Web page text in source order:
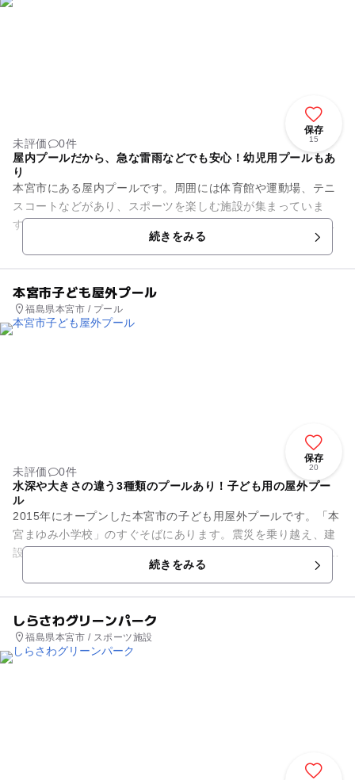
保存
15
未評価
0件
屋内プールだから、急な雷雨などでも安心！幼児用プールもあ
り
本宮市にある屋内プールです。周囲には体育館や運動場、テニ
スコートなどがあり、スポーツを楽しむ施設が集まっていま
す。屋内プールですが、温水の加工がされていませんので、毎
年6月下旬から9月上旬の営業...続きをみる
本宮市子ども屋外プール
福島県本宮市 / プール
保存
20
未評価
0件
水深や大きさの違う3種類のプールあり！子ども用の屋外プー
ル
2015年にオープンした本宮市の子ども用屋外プールです。「本
宮まゆみ小学校」のすぐそばにあります。震災を乗り越え、建
設された地域の人々にとっても大切な遊び場です。 高学年、低
続きをみる
しらさわグリーンパーク
福島県本宮市 / スポーツ施設